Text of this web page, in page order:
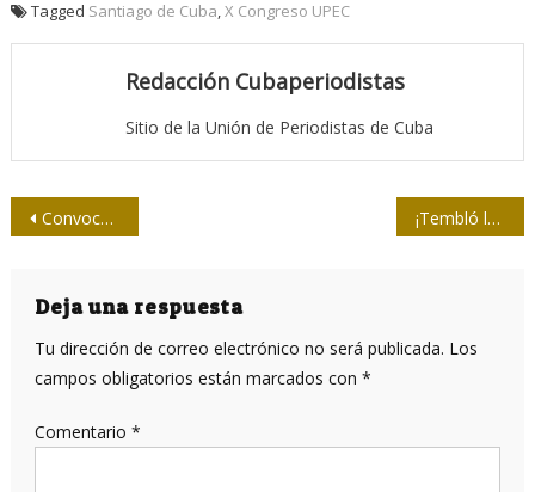
Tagged Santiago de Cuba X Congreso UPEC
Redacción Cubaperiodistas
Sitio de la Unión de Periodistas de Cuba
Navegación
entradas
Convocan al premio periodístico Primero de Mayo ¡Tembló la tierra en Occidente!
Deja una respuesta
Tu dirección de correo electrónico no será publicada. Los
campos obligatorios están marcados con *
Comentario *